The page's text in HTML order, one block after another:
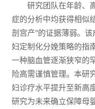
研究团队在年龄、
症的分析中均获得相似
剖宫产"的证据薄弱。
妇定制化分娩策略的指
一种脑血管逐渐狭窄的
险高需谨慎管理。本研
妇诊疗水平提升至新高
研究为未来确立保障母